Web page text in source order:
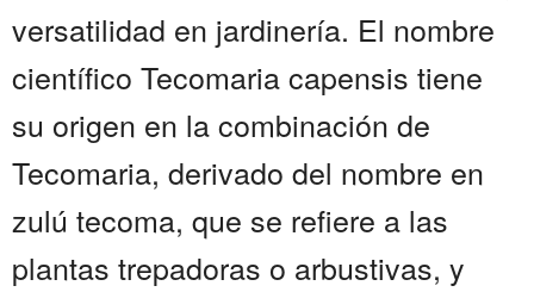
versatilidad en jardinería. El nombre
científico Tecomaria capensis tiene
su origen en la combinación de
Tecomaria, derivado del nombre en
zulú tecoma, que se refiere a las
plantas trepadoras o arbustivas, y